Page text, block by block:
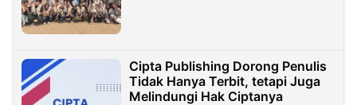
Cipta Publishing Dorong Penulis
Tidak Hanya Terbit, tetapi Juga
Melindungi Hak Ciptanya